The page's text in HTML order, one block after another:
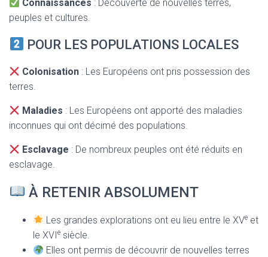
Connaissances : Découverte de nouvelles terres,
peuples et cultures.
POUR LES POPULATIONS LOCALES
Colonisation : Les Européens ont pris possession des
terres.
Maladies : Les Européens ont apporté des maladies
inconnues qui ont décimé des populations.
Esclavage : De nombreux peuples ont été réduits en
esclavage.
À RETENIR ABSOLUMENT
Les grandes explorations ont eu lieu entre le XVe et
le XVIe siècle.
Elles ont permis de découvrir de nouvelles terres